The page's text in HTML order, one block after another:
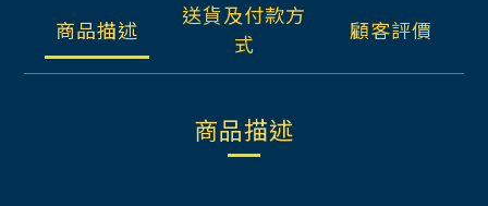
商品描述
送貨及付款方
式
顧客評價
商品描述